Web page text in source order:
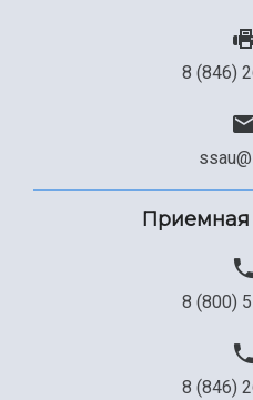
8 (846)
Приемная
8 (800)
8 (846)